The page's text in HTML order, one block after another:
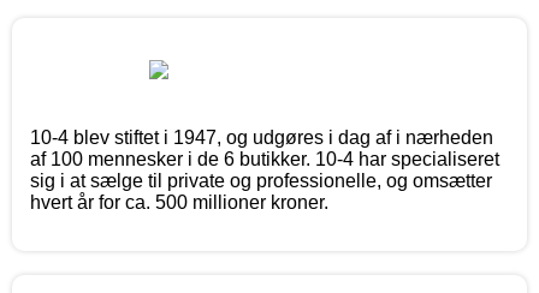
10-4 blev stiftet i 1947, og udgøres i dag af i nærheden
af 100 mennesker i de 6 butikker. 10-4 har specialiseret
sig i at sælge til private og professionelle, og omsætter
hvert år for ca. 500 millioner kroner.